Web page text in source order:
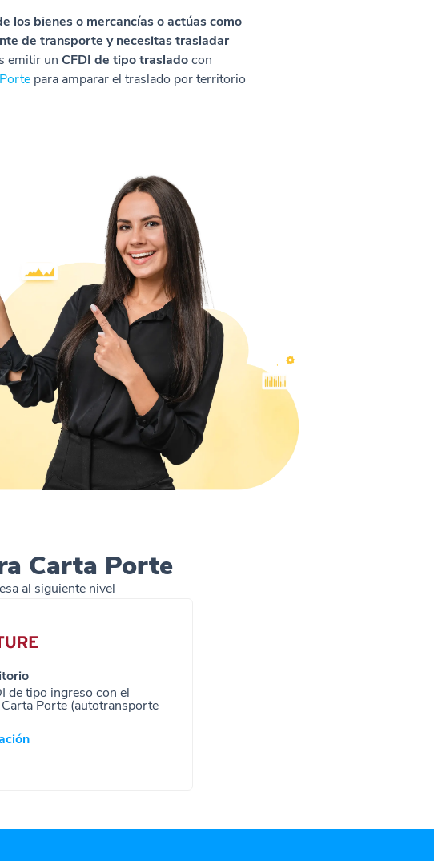
los bienes o mercancías o actúas como
de transporte y necesitas trasladar
emitir un CFDI de tipo trasladocon
para amparar el traslado por territorio
Carta Porte
al siguiente nivel
de tipo ingreso con el
Porte (autotransporte